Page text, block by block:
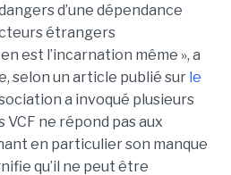
d’une dépendance
étrangers
est l’incarnation même », a
selon un article publié sur le
a invoqué plusieurs
ne répond pas aux
en particulier son manque
qu’il ne peut être